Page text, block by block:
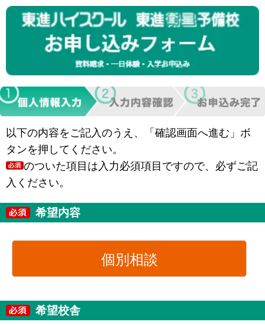
以下の内容をご記入のうえ、「確認画面へ進む」ボ
タンを押してください。
のついた項目は入力必須項目ですので、必ずご記
入ください。
希望内容
個別相談
希望校舎